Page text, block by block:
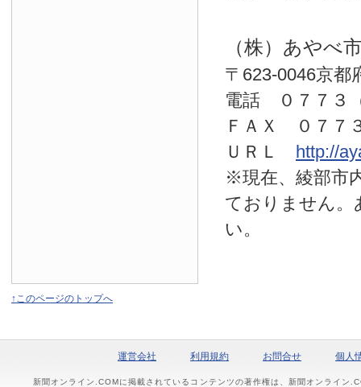
（株）あやべ
〒623-0046京都
電話 ０７７
ＦＡＸ ０７７
ＵＲＬ http://
※現在、綾部市
ておりません。
い。
↑このページのトップへ
運営会社 利用規約 お問合せ 個人
新聞オンライン.COMに掲載されているコンテンツの著作権は、新聞オンライン